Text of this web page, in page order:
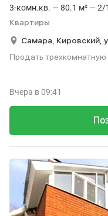
3-комн.кв. — 80.1 м² — 2/
Квартиры
Самара, Кировский,
Продать трехкомнатную
Вчера в 09:41